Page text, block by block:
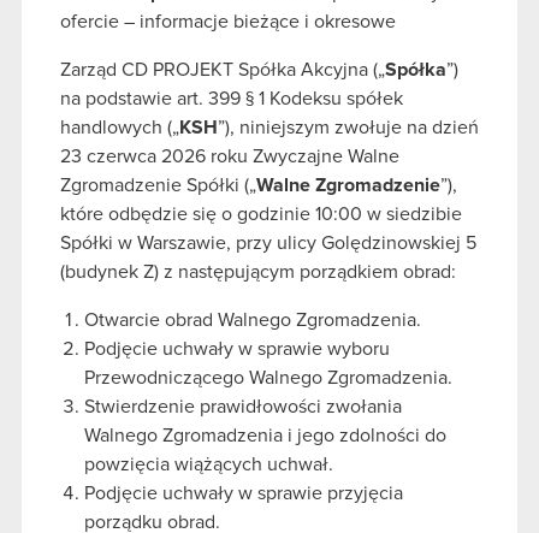
ofercie – informacje bieżące i okresowe
Zarząd CD PROJEKT Spółka Akcyjna („Spółka”)
na podstawie art. 399 § 1 Kodeksu spółek
handlowych („ KSH ”), niniejszym zwołuje na dzień
23 czerwca 2026 roku Zwyczajne Walne
Zgromadzenie Spółki („Walne Zgromadzenie”),
które odbędzie się o godzinie 10:00 w siedzibie
Spółki w Warszawie, przy ulicy Golędzinowskiej 5
(budynek Z) z następującym porządkiem obrad:
Otwarcie obrad Walnego Zgromadzenia.
Podjęcie uchwały w sprawie wyboru
Przewodniczącego Walnego Zgromadzenia.
Stwierdzenie prawidłowości zwołania
Walnego Zgromadzenia i jego zdolności do
powzięcia wiążących uchwał.
Podjęcie uchwały w sprawie przyjęcia
porządku obrad.